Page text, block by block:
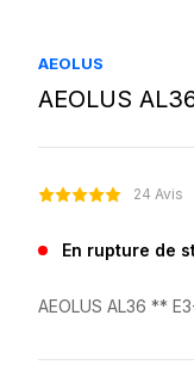
AEOLUS
AEOLUS
24 Avis
En rupture de
AEOLUS AL36 **